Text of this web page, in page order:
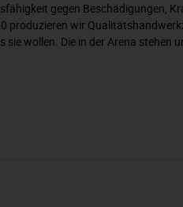
gegen Beschädigungen,
produzieren wir
wollen. Die in der Arena stehen